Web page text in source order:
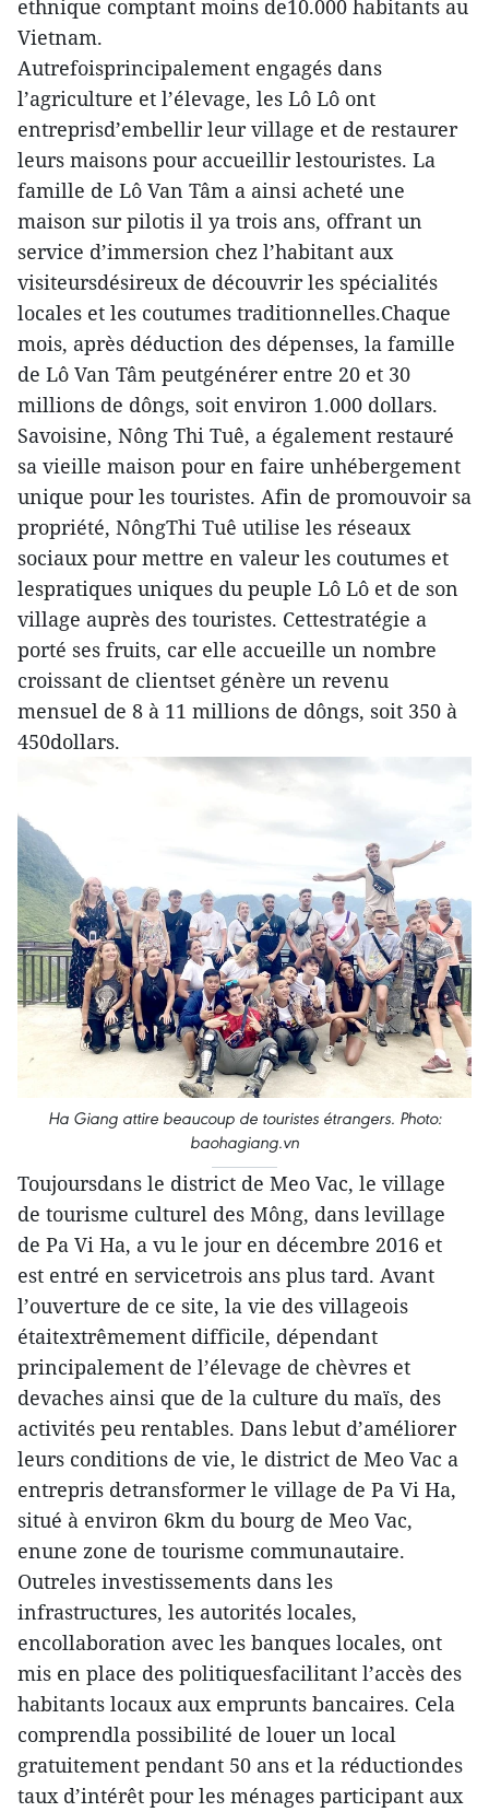
ethnique comptant moins de10.000 habitants au
Vietnam.
Autrefoisprincipalement engagés dans
l’agriculture et l’élevage, les Lô Lô ont
entreprisd’embellir leur village et de restaurer
leurs maisons pour accueillir lestouristes. La
famille de Lô Van Tâm a ainsi acheté une
maison sur pilotis il ya trois ans, offrant un
service d’immersion chez l’habitant aux
visiteursdésireux de découvrir les spécialités
locales et les coutumes traditionnelles.Chaque
mois, après déduction des dépenses, la famille
de Lô Van Tâm peutgénérer entre 20 et 30
millions de dôngs, soit environ 1.000 dollars.
Savoisine, Nông Thi Tuê, a également restauré
sa vieille maison pour en faire unhébergement
unique pour les touristes. Afin de promouvoir sa
propriété, NôngThi Tuê utilise les réseaux
sociaux pour mettre en valeur les coutumes et
lespratiques uniques du peuple Lô Lô et de son
village auprès des touristes. Cettestratégie a
porté ses fruits, car elle accueille un nombre
croissant de clientset génère un revenu
mensuel de 8 à 11 millions de dôngs, soit 350 à
450dollars.
Ha Giang attire beaucoup de touristes étrangers. Photo:
baohagiang.vn
Toujoursdans le district de Meo Vac, le village
de tourisme culturel des Mông, dans levillage
de Pa Vi Ha, a vu le jour en décembre 2016 et
est entré en servicetrois ans plus tard. Avant
l’ouverture de ce site, la vie des villageois
étaitextrêmement difficile, dépendant
principalement de l’élevage de chèvres et
devaches ainsi que de la culture du maïs, des
activités peu rentables. Dans lebut d’améliorer
leurs conditions de vie, le district de Meo Vac a
entrepris detransformer le village de Pa Vi Ha,
situé à environ 6km du bourg de Meo Vac,
enune zone de tourisme communautaire.
Outreles investissements dans les
infrastructures, les autorités locales,
encollaboration avec les banques locales, ont
mis en place des politiquesfacilitant l’accès des
habitants locaux aux emprunts bancaires. Cela
comprendla possibilité de louer un local
gratuitement pendant 50 ans et la réductiondes
taux d’intérêt pour les ménages participant aux